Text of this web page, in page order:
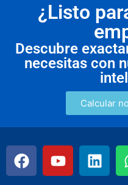
¿Listo
Descubre
necesitas con
Calcular